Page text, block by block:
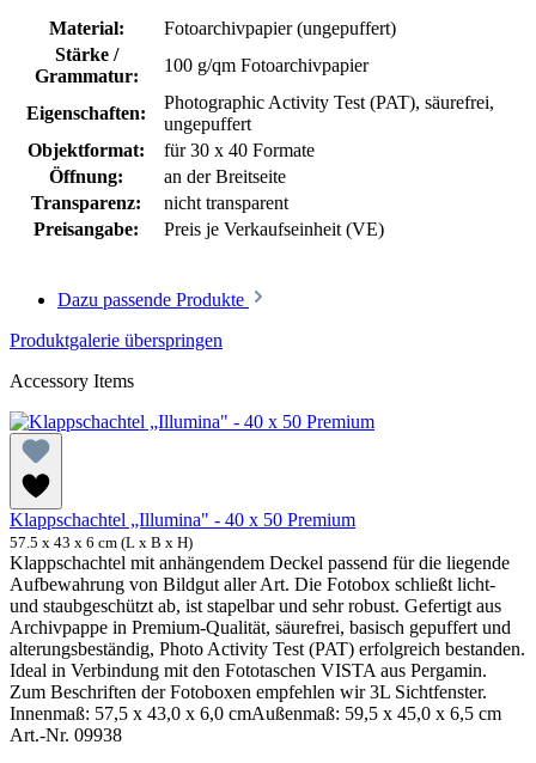
Material:
Fotoarchivpapier (ungepuffert)
Stärke /
Grammatur:
100 g/qm Fotoarchivpapier
Eigenschaften:
Photographic Activity Test (PAT), säurefrei,
ungepuffert
Objektformat:
für 30 x 40 Formate
Öffnung:
an der Breitseite
Transparenz:
nicht transparent
Preisangabe:
Preis je Verkaufseinheit (VE)
Dazu passende Produkte
Produktgalerie überspringen
Accessory Items
Klappschachtel „Illumina" - 40 x 50 Premium
57.5 x 43 x 6 cm (L x B x H)
Klappschachtel mit anhängendem Deckel passend für die liegende
Aufbewahrung von Bildgut aller Art. Die Fotobox schließt licht-
und staubgeschützt ab, ist stapelbar und sehr robust. Gefertigt aus
Archivpappe in Premium-Qualität, säurefrei, basisch gepuffert und
alterungsbeständig, Photo Activity Test (PAT) erfolgreich bestanden.
Ideal in Verbindung mit den Fototaschen VISTA aus Pergamin.
Zum Beschriften der Fotoboxen empfehlen wir 3L Sichtfenster.
Innenmaß: 57,5 x 43,0 x 6,0 cmAußenmaß: 59,5 x 45,0 x 6,5 cm
Art.-Nr. 09938